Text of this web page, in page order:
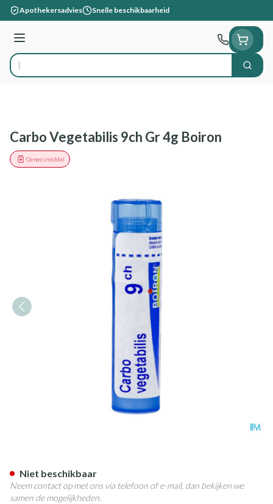
Ga naar de inhoud
Apothekersadvies Snelle beschikbaarheid
Menu
Product, merk, categorie... Zoek
Carbo Vegetabilis 9ch Gr 4g Boiron
Geneesmiddel
Niet beschikbaar
Neem contact op met ons via telefoon of e-mail, dan bekijken we
samen de mogelijkheden.